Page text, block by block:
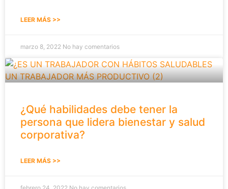
LEER MÁS >>
marzo 8, 2022 No hay comentarios
¿Qué habilidades debe tener la
persona que lidera bienestar y salud
corporativa?
LEER MÁS >>